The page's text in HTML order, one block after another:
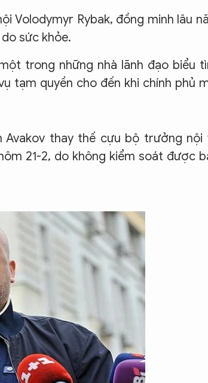
Volodymyr Rybak, đồng minh lâu
sức khỏe.
trong những nhà lãnh đạo biểu
tạm quyền cho đến khi chính phủ
Avakov thay thế cựu bộ trưởng nội
21-2, do không kiểm soát được